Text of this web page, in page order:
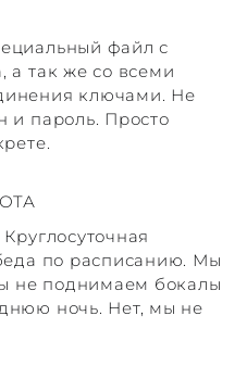
файл с
а так же со всеми
ключами. Не
и пароль. Просто
по расписанию. Мы
не поднимаем бокалы
ночь. Нет, мы не